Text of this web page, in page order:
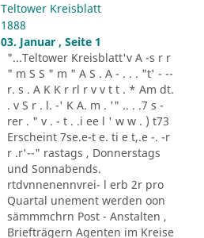
Teltower Kreisblatt
1888
03. Januar , Seite 1
"...Teltower Kreisblatt'v A -s r r
" m S S " m " A S . A - . . . "t' - --
r. s . A K K r rl r v v t t . * Am dt.
. v S r . l. -' K A. m . '" .. . .7 s -
rer . " v . - t . .i ee l ' w w . ) t73
Erscheint 7se.e-t e. ti e t,.e -. -r
r .r'--" rastags , Donnerstags
und Sonnabends.
rtdvnnenennvrei- l erb 2r pro
Quartal unement werden oon
sämmmchrn Post - Anstalten ,
Briefträgern Agenten im Kreise